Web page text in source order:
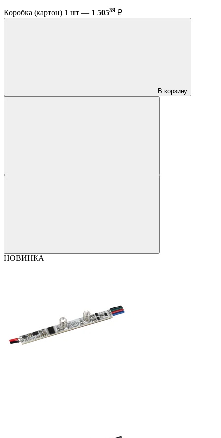
Коробка (картон) 1 шт — 1 50539 ₽
В корзину
НОВИНКА